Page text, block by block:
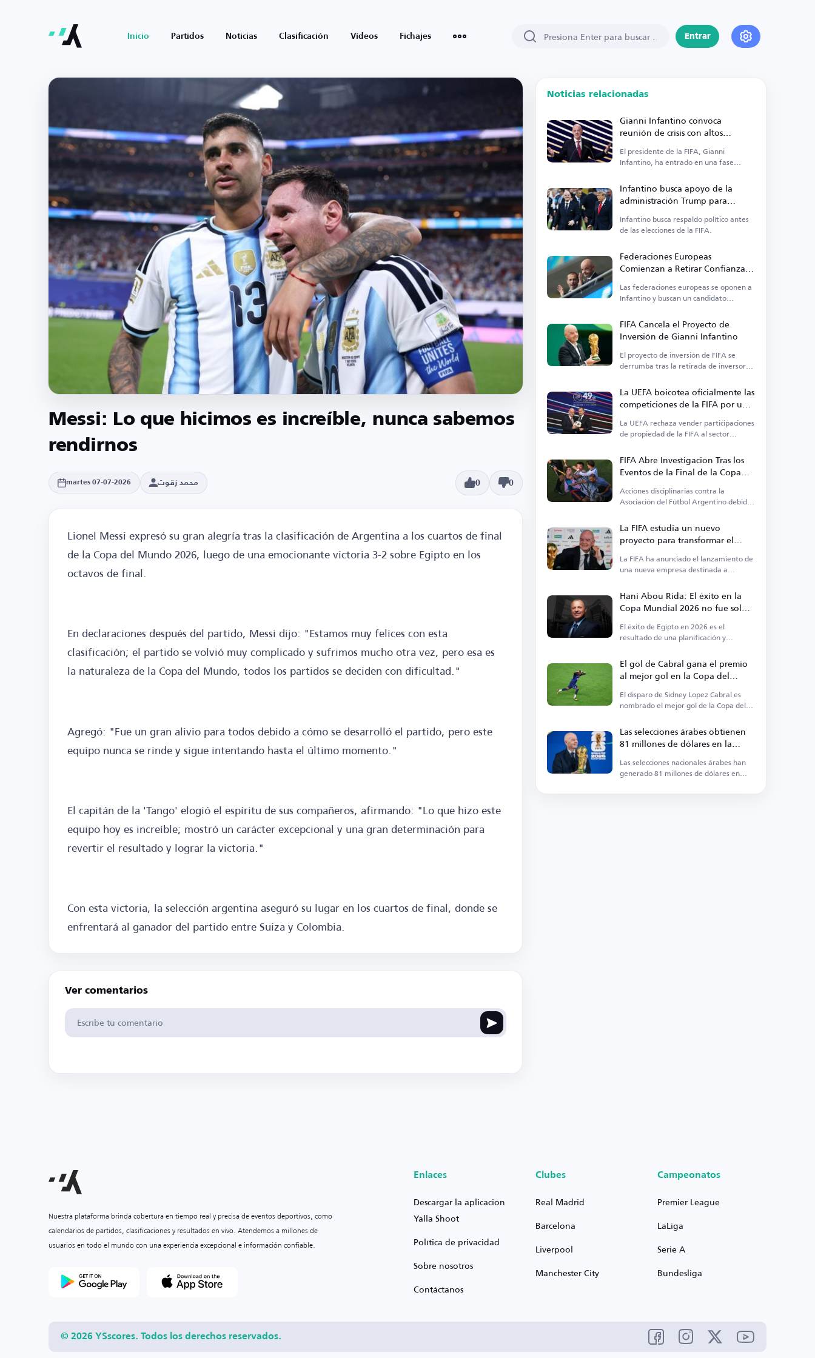
Inicio Partidos Noticias Clasificación Vídeos Fichajes Entrar
Messi: Lo que hicimos es increíble, nunca sabemos
rendirnos
martes 07-07-2026 محمد زقوت 0 0
Lionel Messi expresó su gran alegría tras la clasificación de Argentina a los cuartos de final
de la Copa del Mundo 2026, luego de una emocionante victoria 3-2 sobre Egipto en los
octavos de final.
En declaraciones después del partido, Messi dijo: "Estamos muy felices con esta
clasificación; el partido se volvió muy complicado y sufrimos mucho otra vez, pero esa es
la naturaleza de la Copa del Mundo, todos los partidos se deciden con dificultad."
Agregó: "Fue un gran alivio para todos debido a cómo se desarrolló el partido, pero este
equipo nunca se rinde y sigue intentando hasta el último momento."
El capitán de la 'Tango' elogió el espíritu de sus compañeros, afirmando: "Lo que hizo este
equipo hoy es increíble; mostró un carácter excepcional y una gran determinación para
revertir el resultado y lograr la victoria."
Con esta victoria, la selección argentina aseguró su lugar en los cuartos de final, donde se
enfrentará al ganador del partido entre Suiza y Colombia.
Ver comentarios
Noticias relacionadas
Gianni Infantino convoca
reunión de crisis con altos
funcionarios de la FIFA
El presidente de la FIFA, Gianni
Infantino, ha entrado en una fase
Infantino busca apoyo de la
administración Trump para
mantenerse en el cargo
Infantino busca respaldo político antes
de las elecciones de la FIFA.
Federaciones Europeas
Comienzan a Retirar Confianza a
Infantino Antes de las Elecciones
de la FIFA
Las federaciones europeas se oponen a
Infantino y buscan un candidato
FIFA.
FIFA Cancela el Proyecto de
Inversión de Gianni Infantino
El proyecto de inversión de FIFA se
derrumba tras la retirada de inversores
La UEFA boicotea oficialmente las
competiciones de la FIFA por una
nueva propuesta
La UEFA rechaza vender participaciones
de propiedad de la FIFA al sector
FIFA Abre Investigación Tras los
Eventos de la Final de la Copa
Mundial 2026
Acciones disciplinarias contra la
Asociación del Fútbol Argentino debido
La FIFA estudia un nuevo
proyecto para transformar el
La FIFA ha anunciado el lanzamiento de
una nueva empresa destinada a
Hani Abou Rida: El éxito en la
Copa Mundial 2026 no fue solo
suerte
El éxito de Egipto en 2026 es el
resultado de una planificación y
El gol de Cabral gana el premio
al mejor gol en la Copa del
Mundo 2026
El disparo de Sidney Lopez Cabral es
nombrado el mejor gol de la Copa del
Las selecciones árabes obtienen
81 millones de dólares en la
Copa Mundial 2026
Las selecciones nacionales árabes han
generado 81 millones de dólares en
Nuestra plataforma brinda cobertura en tiempo real y precisa de eventos deportivos, como
calendarios de partidos, clasificaciones y resultados en vivo. Atendemos a millones de
usuarios en todo el mundo con una experiencia excepcional e información confiable.
Enlaces
Descargar la aplicación
Yalla Shoot
Política de privacidad
Sobre nosotros
Contáctanos
Clubes
Real Madrid
Barcelona
Liverpool
Manchester City
Campeonatos
Premier League
LaLiga
Serie A
Bundesliga
© 2026 YSscores. Todos los derechos reservados.